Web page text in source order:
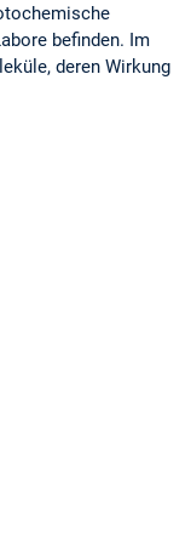
befinden. Im
deren Wirkung